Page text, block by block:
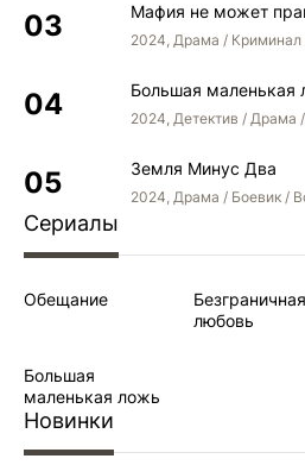
Мафия не может
2024, Драма / Криминал
Большая маленькая
2024, Детектив / Драма
Земля Минус Два
2024, Драма / Боевик /
Сериалы
Обещание
Безграничная
любовь
Большая
маленькая ложь
Новинки